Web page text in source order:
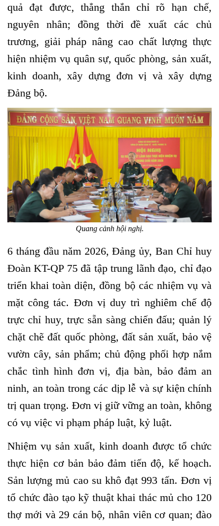
quả đạt được, thẳng thắn chỉ rõ hạn chế,
nguyên nhân; đồng thời đề xuất các chủ
trương, giải pháp nâng cao chất lượng thực
hiện nhiệm vụ quân sự, quốc phòng, sản xuất,
kinh doanh, xây dựng đơn vị và xây dựng
Đảng bộ.
Quang cảnh hội nghị.
6 tháng đầu năm 2026, Đảng ủy, Ban Chỉ huy
Đoàn KT-QP 75 đã tập trung lãnh đạo, chỉ đạo
triển khai toàn diện, đồng bộ các nhiệm vụ và
mặt công tác. Đơn vị duy trì nghiêm chế độ
trực chỉ huy, trực sẵn sàng chiến đấu; quản lý
chặt chẽ đất quốc phòng, đất sản xuất, bảo vệ
vườn cây, sản phẩm; chủ động phối hợp nắm
chắc tình hình đơn vị, địa bàn, bảo đảm an
ninh, an toàn trong các dịp lễ và sự kiện chính
trị quan trọng. Đơn vị giữ vững an toàn, không
có vụ việc vi phạm pháp luật, kỷ luật.
Nhiệm vụ sản xuất, kinh doanh được tổ chức
thực hiện cơ bản bảo đảm tiến độ, kế hoạch.
Sản lượng mủ cao su khô đạt 993 tấn. Đơn vị
tổ chức đào tạo kỹ thuật khai thác mủ cho 120
thợ mới và 29 cán bộ, nhân viên cơ quan; đào